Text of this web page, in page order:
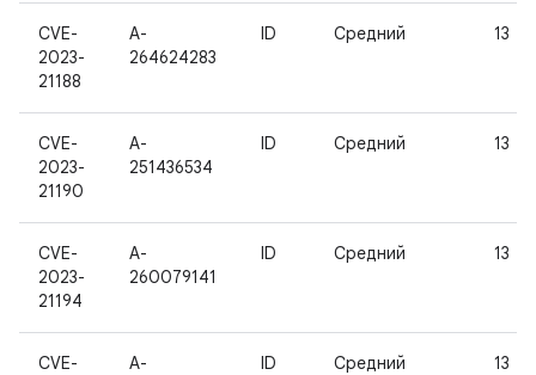
CVE-
2023-
21188
A-
264624283
ID Средний 13
CVE-
2023-
21190
A-
251436534
ID Средний 13
CVE-
2023-
21194
A-
260079141
ID Средний 13
CVE-
A-
ID Средний 13